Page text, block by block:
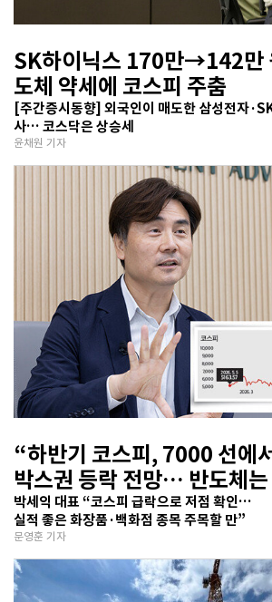
SK하이닉스 170만→142만
도체 약세에 코스피 주춤
[주간증시동향] 외국인이 매도한 삼성전자
사… 코스닥은 상승세
윤채원 기자
“하반기 코스피, 7000 선에서
박스권 등락 전망… 반도체는
반영 주시해야”
박세익 대표 “코스피 급락으로 저점 확인…
실적 좋은 화장품·백화점 종목 주목할 만”
문영훈 기자